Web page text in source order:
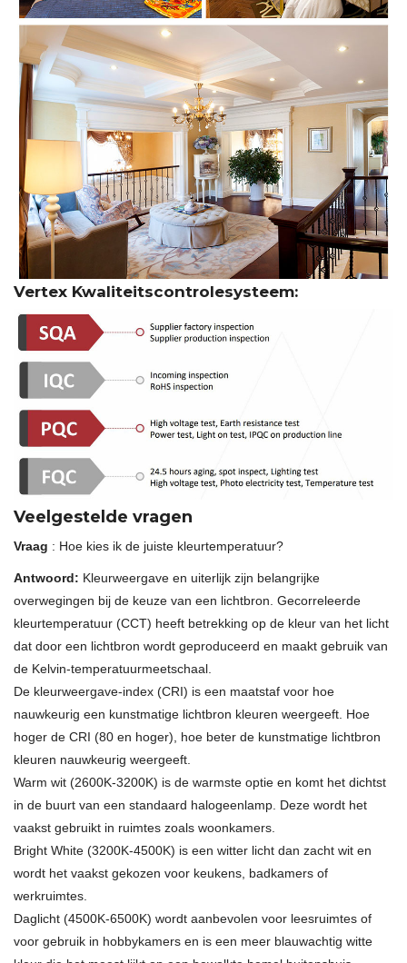
Vertex Kwaliteitscontrolesysteem:
Veelgestelde vragen
Vraag : Hoe kies ik de juiste kleurtemperatuur?
Antwoord: Kleurweergave en uiterlijk zijn belangrijke
overwegingen bij de keuze van een lichtbron. Gecorreleerde
kleurtemperatuur (CCT) heeft betrekking op de kleur van het licht
dat door een lichtbron wordt geproduceerd en maakt gebruik van
de Kelvin-temperatuurmeetschaal.
De kleurweergave-index (CRI) is een maatstaf voor hoe
nauwkeurig een kunstmatige lichtbron kleuren weergeeft. Hoe
hoger de CRI (80 en hoger), hoe beter de kunstmatige lichtbron
kleuren nauwkeurig weergeeft.
Warm wit (2600K-3200K) is de warmste optie en komt het dichtst
in de buurt van een standaard halogeenlamp. Deze wordt het
vaakst gebruikt in ruimtes zoals woonkamers.
Bright White (3200K-4500K) is een witter licht dan zacht wit en
wordt het vaakst gekozen voor keukens, badkamers of
werkruimtes.
Daglicht (4500K-6500K) wordt aanbevolen voor leesruimtes of
voor gebruik in hobbykamers en is een meer blauwachtig witte